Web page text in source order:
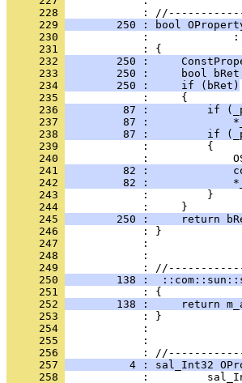
     228
     229
250 : bool
     230
     231
     232
250 :
     233
250 :     bool
     234
        250 :     if (bRet)
     235
     236
87 :         if
     237
87 :
     238
87 :         if
     239
     240
     241
82 :
     242
82 :
     243
     244
     245
250 :     return
     246
     247
     248
            :
     249
     250
138 :
     251
     252
138 :     return
     253
     254
     255
            :
     256
     257
4 : sal_Int32
     258